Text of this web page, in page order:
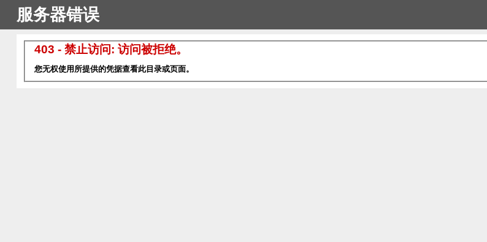
服务器错误
403 - 禁止访问: 访问被拒绝。
您无权使用所提供的凭据查看此目录或页面。